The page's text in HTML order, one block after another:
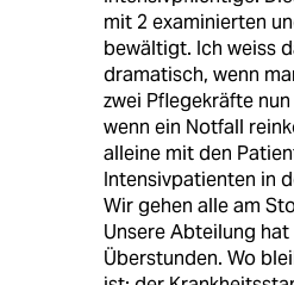
mit 2 examinierten
bewältigt. Ich weiss
dramatisch, wenn
zwei Pflegekräfte
wenn ein Notfall
alleine mit den
Intensivpatienten in
Wir gehen alle am
Unsere Abteilung
Überstunden. Wo